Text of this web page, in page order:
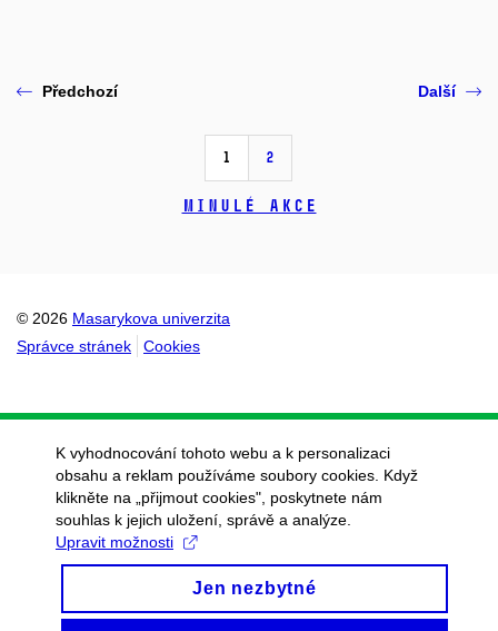
Předchozí
1 2
Další
Minulé akce
© 2026 Masarykova univerzita
Správce stránek
Cookies
K vyhodnocování tohoto webu a k personalizaci
obsahu a reklam používáme soubory cookies. Když
klikněte na „přijmout cookies", poskytnete nám
souhlas k jejich uložení, správě a analýze.
Upravit možnosti
Jen nezbytné